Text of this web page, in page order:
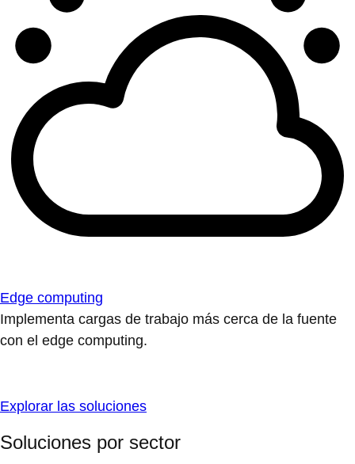
Edge computing
Implementa cargas de trabajo más cerca de la fuente
con el edge computing.
Explorar las soluciones
Soluciones por sector